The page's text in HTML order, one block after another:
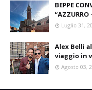
BEPPE
“AZZURRO
Luglio 31,
Alex Belli
viaggio in
Agosto 03,